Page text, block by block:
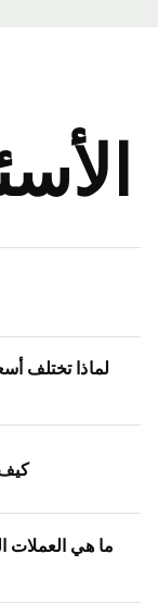
لماذا تختلف
كيف
ما هي العملات